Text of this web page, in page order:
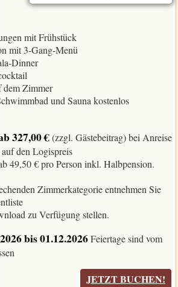
mit Frühstück
mit 3-Gang-Menü
Dinner
dem Zimmer
und Sauna kostenlos
327,00 €(zzgl. Gästebeitrag) bei Anreise
den Logispreis
49,50 € pro Person inkl. Halbpension.
Zimmerkategorie entnehmen Sie
zu Verfügung stellen.
bis 01.12.2026Feiertage sind vom
JETZT BUCHEN!